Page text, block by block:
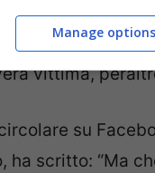
in una
così
vittima,
su
ha scritto: “Ma
Manage options